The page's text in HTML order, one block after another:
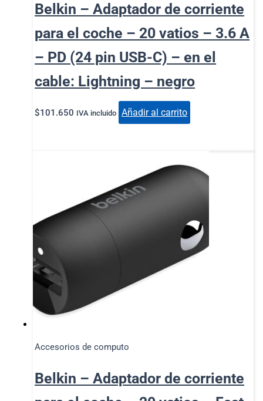
Belkin – Adaptador de corriente
para el coche – 20 vatios – 3.6 A
– PD (24 pin USB-C) – en el
cable: Lightning – negro
$101.650 IVA incluido Añadir al carrito
Accesorios de computo
Belkin – Adaptador de corriente